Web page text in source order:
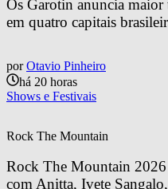
Os Garotin anuncia maior
em quatro capitais
por Otavio Pinheiro
há 20 horas
Shows e Festivais
Rock The Mountain
Rock The Mountain
com Anitta, Ivete